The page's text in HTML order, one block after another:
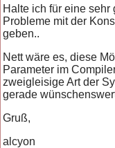
Halte ich für eine sehr
Probleme mit der
geben..
Nett wäre es, diese
Parameter im
zweigleisige Art der
gerade
Gruß,
alcyon